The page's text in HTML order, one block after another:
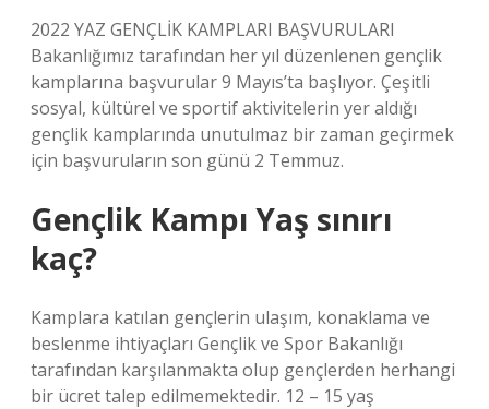
2022 YAZ GENÇLİK KAMPLARI BAŞVURULARI
Bakanlığımız tarafından her yıl düzenlenen gençlik
kamplarına başvurular 9 Mayıs’ta başlıyor. Çeşitli
sosyal, kültürel ve sportif aktivitelerin yer aldığı
gençlik kamplarında unutulmaz bir zaman geçirmek
için başvuruların son günü 2 Temmuz.
Gençlik Kampı Yaş sınırı
kaç?
Kamplara katılan gençlerin ulaşım, konaklama ve
beslenme ihtiyaçları Gençlik ve Spor Bakanlığı
tarafından karşılanmakta olup gençlerden herhangi
bir ücret talep edilmemektedir. 12 – 15 yaş